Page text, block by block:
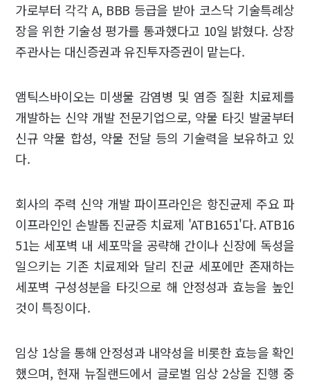
가로부터 각각 A, BBB 등급을 받아 코스닥 기술특례상
장을 위한 기술성 평가를 통과했다고 10일 밝혔다. 상장
주관사는 대신증권과 유진투자증권이 맡는다.
앰틱스바이오는 미생물 감염병 및 염증 질환 치료제를
개발하는 신약 개발 전문기업으로, 약물 타깃 발굴부터
신규 약물 합성, 약물 전달 등의 기술력을 보유하고 있
다.
회사의 주력 신약 개발 파이프라인은 항진균제 주요 파
이프라인인 손발톱 진균증 치료제 'ATB1651'다. ATB16
51는 세포벽 내 세포막을 공략해 간이나 신장에 독성을
일으키는 기존 치료제와 달리 진균 세포에만 존재하는
세포벽 구성성분을 타깃으로 해 안정성과 효능을 높인
것이 특징이다.
임상 1상을 통해 안정성과 내약성을 비롯한 효능을 확인
했으며, 현재 뉴질랜드에서 글로벌 임상 2상을 진행 중